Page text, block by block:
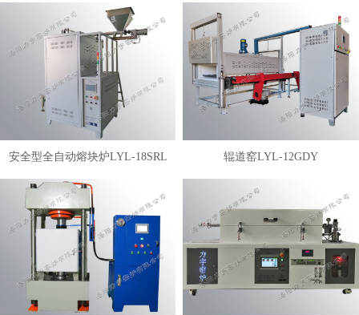
安全型全自动熔块炉LYL-18SRL 辊道窑LYL-12GDY